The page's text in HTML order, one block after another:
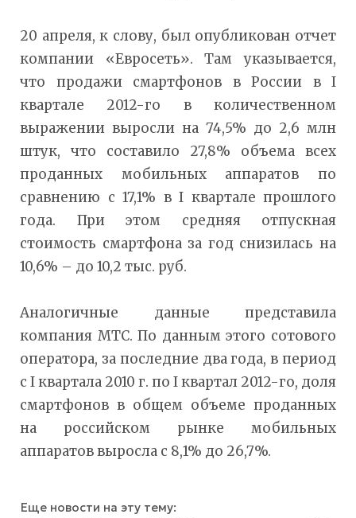
20 апреля, к слову, был опубликован отчет
компании «Евросеть». Там указывается,
что продажи смартфонов в России в I
квартале 2012-го в количественном
выражении выросли на 74,5% до 2,6 млн
штук, что составило 27,8% объема всех
проданных мобильных аппаратов по
сравнению с 17,1% в I квартале прошлого
года. При этом средняя отпускная
стоимость смартфона за год снизилась на
10,6% – до 10,2 тыс. руб.
Аналогичные данные представила
компания МТС. По данным этого сотового
оператора, за последние два года, в период
с I квартала 2010 г. по I квартал 2012-го, доля
смартфонов в общем объеме проданных
на российском рынке мобильных
аппаратов выросла с 8,1% до 26,7%.
Еще новости на эту тему: